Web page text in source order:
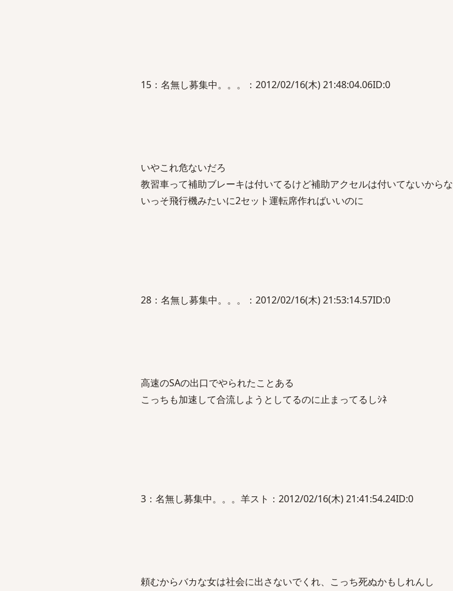
15：名無し募集中。。。：2012/02/16(木) 21:48:04.06ID:0
いやこれ危ないだろ
教習車って補助ブレーキは付いてるけど補助アクセルは付いてないからな
いっそ飛行機みたいに2セット運転席作ればいいのに
28：名無し募集中。。。：2012/02/16(木) 21:53:14.57ID:0
高速のSAの出口でやられたことある
こっちも加速して合流しようとしてるのに止まってるしｼﾈ
3：名無し募集中。。。羊スト：2012/02/16(木) 21:41:54.24ID:0
頼むからバカな女は社会に出さないでくれ、こっち死ぬかもしれんし